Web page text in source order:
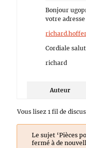
Bonjour
votre
Cordiale
richard
Auteur
Vous lisez 1 fil de
Le sujet ‘Pièces
fermé à de